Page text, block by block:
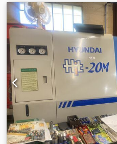
manualmente mediante las
como los contornos
forma muy eficiente y sin
profundos de códigos ISO.
Área de trabajo y
750 mm • Altura entre
torneado sobre el carro: 330
sobre el carro transversal:
mm (carro de fundición
una máxima amortiguación
carro transversal (eje X): 180
transmisión: • Cono del
5 (según DIN 55027 / ISO